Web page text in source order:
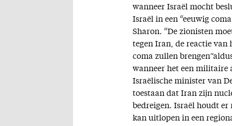
wanneer Israël mocht
Israël in een “eeuwig
Sharon. “De zionisten
tegen Iran, de reactie van
coma zullen
wanneer het een militaire
Israëlische minister van
toestaan dat Iran zijn
bedreigen. Israël houdt
kan uitlopen in een